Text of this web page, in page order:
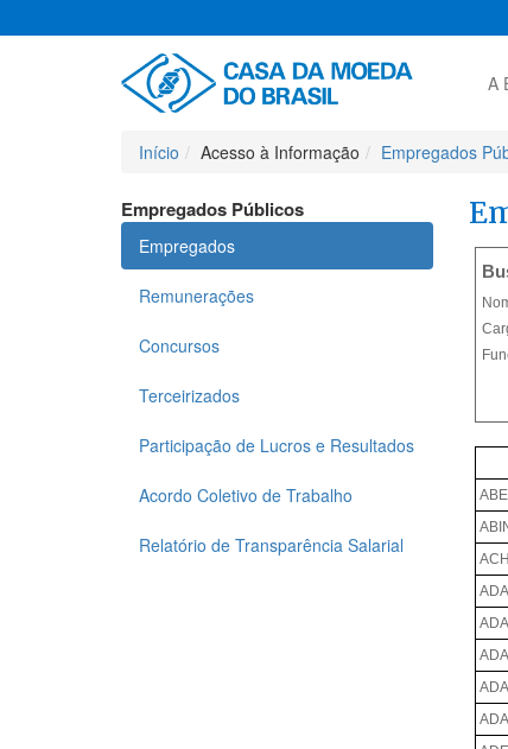
A
Início Acesso à Informação Empregados
Empregados Públicos
Empregados
Remunerações
Concursos
Terceirizados
Participação de Lucros e Resultados
Acordo Coletivo de Trabalho
Relatório de Transparência Salarial